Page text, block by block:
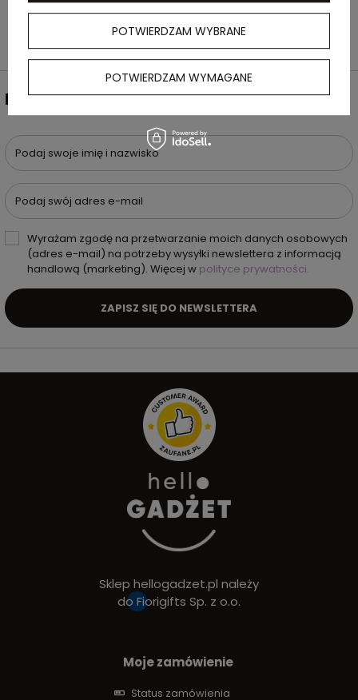
NEWSLETTER
Podaj swoje imię i nazwisko
Podaj swój adres e-mail
Wyrażam zgodę na przetwarzanie moich danych osobowych
(adres e-mail) na potrzeby wysyłki newslettera z informacją
handlową (marketing). Więcej w polityce prywatności.
ZAPISZ SIĘ DO NEWSLETTERA
Sklep hellogadzet.pl należy
do Fiorigifts Sp. z o.o.
Moje zamówienie
Status zamówienia
POTWIERDZAM WYBRANE
POTWIERDZAM WYMAGANE